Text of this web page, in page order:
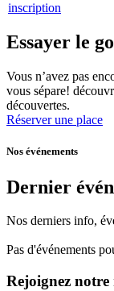
inscription
Essayer le
Vous n’avez pas
vous sépare!
découvertes.
Réserver une place
Nos événements
Dernier
Nos derniers info,
Pas d'événements
Rejoignez notre